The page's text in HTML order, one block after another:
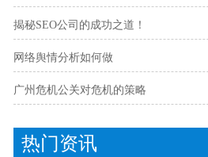
揭秘SEO公司的成功之道！
网络舆情分析如何做
广州危机公关对危机的策略
热门资讯